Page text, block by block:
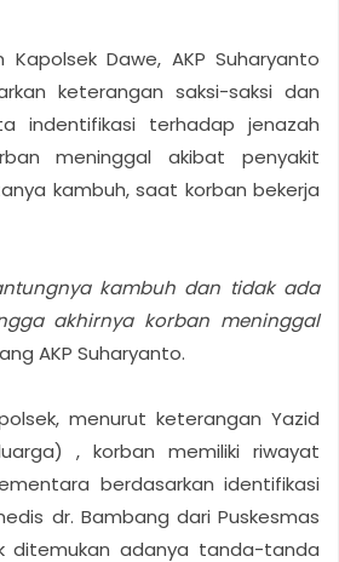
Dawe, AKP Suharyanto
keterangan saksi-saksi dan
indentifikasi terhadap jenazah
meninggal akibat penyakit
kambuh, saat korban bekerja
kambuh dan tidak ada
akhirnya korban meninggal
AKP Suharyanto.
menurut keterangan Yazid
, korban memiliki riwayat
berdasarkan identifikasi
dr. Bambang dari Puskesmas
ditemukan adanya tanda-tanda